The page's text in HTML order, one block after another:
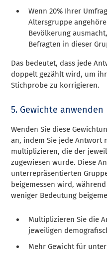
Wenn 20% Ihrer
Altersgruppe
Bevölkerung
Befragten in dieser
Das bedeutet, dass jede
doppelt gezählt wird, um
Stichprobe zu korrigieren.
5. Gewichte anwenden
Wenden Sie diese
an, indem Sie jede Antwort
multiplizieren, die der
zugewiesen wurde. Diese
unterrepräsentierten
beigemessen wird,
weniger Bedeutung
Multiplizieren Sie die
jeweiligen
Mehr Gewicht für